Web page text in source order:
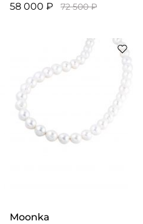
58 000 ₽ 72 500 ₽
Moonka